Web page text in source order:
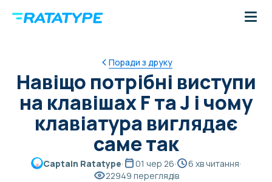
Поради з друку
Навіщо потрібні виступи
на клавішах F та J і чому
клавіатура виглядає
саме так
Captain Ratatype· 01 чер 26· 6 хв читання·
22949 переглядів